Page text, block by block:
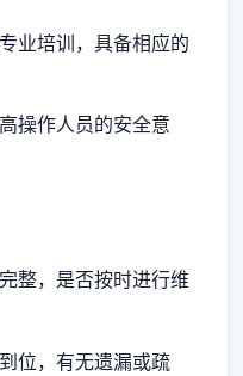
业培训，具备相应的
操作人员的安全意
整，是否按时进行维
位，有无遗漏或疏